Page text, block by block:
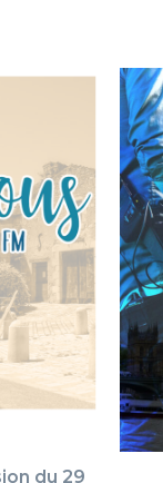
du 29